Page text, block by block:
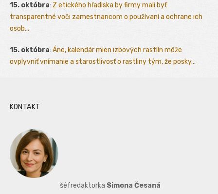
15. októbra: Z etického hľadiska by firmy mali byť
transparentné voči zamestnancom o používaní a ochrane ich
osob...
15. októbra: Áno, kalendár mien izbových rastlín môže
ovplyvniť vnímanie a starostlivosť o rastliny tým, že posky...
KONTAKT
šéfredaktorka Simona Česaná